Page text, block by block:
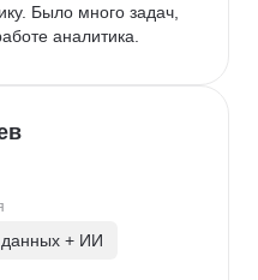
Было много задач,
аналитика.
— отвечают
математического
освоил SQL,
задач. На
начинаешь
свои
+ ИИ